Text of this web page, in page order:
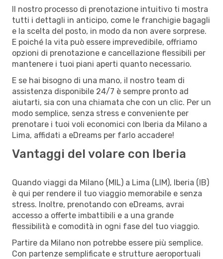
Il nostro processo di prenotazione intuitivo ti mostra
tutti i dettagli in anticipo, come le franchigie bagagli
e la scelta del posto, in modo da non avere sorprese.
E poiché la vita può essere imprevedibile, offriamo
opzioni di prenotazione e cancellazione flessibili per
mantenere i tuoi piani aperti quanto necessario.
E se hai bisogno di una mano, il nostro team di
assistenza disponibile 24/7 è sempre pronto ad
aiutarti, sia con una chiamata che con un clic. Per un
modo semplice, senza stress e conveniente per
prenotare i tuoi voli economici con Iberia da Milano a
Lima, affidati a eDreams per farlo accadere!
Vantaggi del volare con Iberia
Quando viaggi da Milano (MIL) a Lima (LIM), Iberia (IB)
è qui per rendere il tuo viaggio memorabile e senza
stress. Inoltre, prenotando con eDreams, avrai
accesso a offerte imbattibili e a una grande
flessibilità e comodità in ogni fase del tuo viaggio.
Partire da Milano non potrebbe essere più semplice.
Con partenze semplificate e strutture aeroportuali